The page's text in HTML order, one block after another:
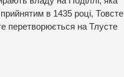
в 1435 році, Товсте
перетворюється на Тлусте